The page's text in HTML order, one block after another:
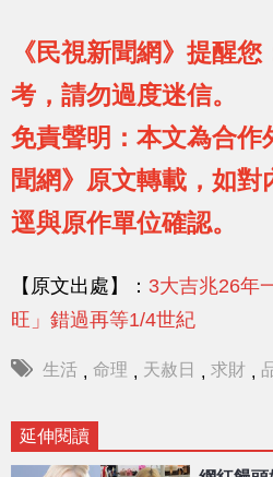
《民視新聞網》提醒
考，請勿過度迷信。
免責聲明：本文為合作
聞網》原文轉載，如
逕與原作單位確認。
【原文出處】： 3大吉兆26年
旺」錯過再等1/4世紀
生活 , 命理 , 天赦日 , 求財 ,
延伸閱讀